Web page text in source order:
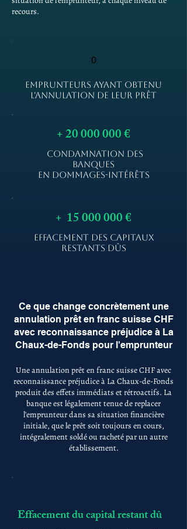
recours.
0
EMPRUNTEURS AYANT OBTENU
L'ANNULATION DE LEUR PRÊT
+20 000 000€
CONDAMNATION DES
BANQUES
EN DOMMAGES-INTÉRÊTS
+ 15 000 000€
EFFACEMENT DES CAPITAUX
RESTANTS DÛS
Ce que change concrètement une
annulation prêt en franc suisse CHF
avec reconnaissance préjudice à La
Chaux-de-Fonds pour l'emprunteur
Une annulation prêt en franc suisse CHF avec
reconnaissance préjudice à La Chaux-de-Fonds
produit des effets immédiats et rétroactifs. La
banque est légalement tenue de replacer
l'emprunteur dans sa situation financière
initiale, que le prêt soit toujours en cours,
intégralement soldé ou racheté par un autre
établissement.
Effacement du capital restant dû